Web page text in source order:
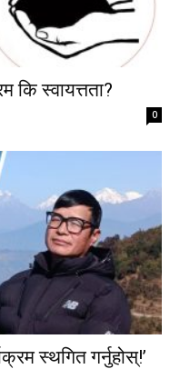
कि स्वायत्तता?
0
स्थगित गर्नुहोस्!’